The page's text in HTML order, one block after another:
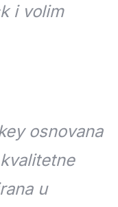
i volim
osnovana
u